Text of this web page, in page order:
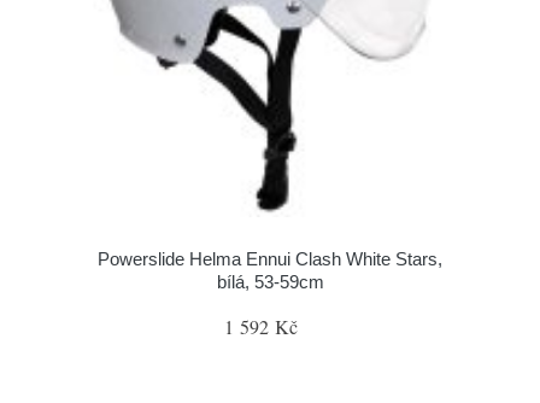
Powerslide Helma Ennui Clash White Stars,
bílá, 53-59cm
1 592 Kč